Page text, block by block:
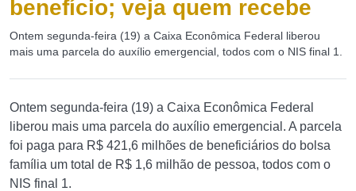
benefício; veja quem recebe
Ontem segunda-feira (19) a Caixa Econômica Federal liberou
mais uma parcela do auxílio emergencial, todos com o NIS final 1.
Ontem segunda-feira (19) a Caixa Econômica Federal
liberou mais uma parcela do auxílio emergencial. A parcela
foi paga para R$ 421,6 milhões de beneficiários do bolsa
família um total de R$ 1,6 milhão de pessoa, todos com o
NIS final 1.